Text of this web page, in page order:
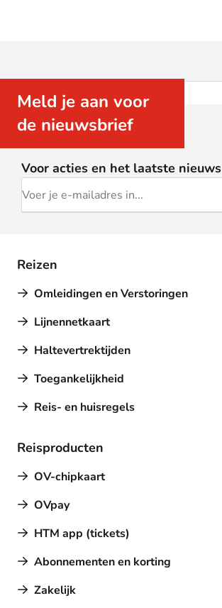
Meld je aan voor
de nieuwsbrief
Voor acties en het laatste nieuws
Reizen
Omleidingen en Verstoringen
Lijnennetkaart
Haltevertrektijden
Toegankelijkheid
Reis- en huisregels
Reisproducten
OV-chipkaart
OVpay
HTM app (tickets)
Abonnementen en korting
Zakelijk